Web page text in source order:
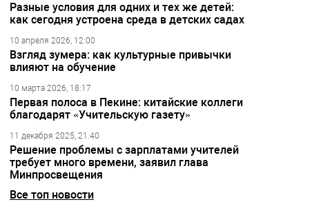
Разные условия для одних и тех же детей:
как сегодня устроена среда в детских садах
10 апреля 2026, 12:00
Взгляд зумера: как культурные привычки
влияют на обучение
10 марта 2026, 18:17
Первая полоса в Пекине: китайские коллеги
благодарят «Учительскую газету»
11 декабря 2025, 21:40
Решение проблемы с зарплатами учителей
требует много времени, заявил глава
Минпросвещения
Все топ новости